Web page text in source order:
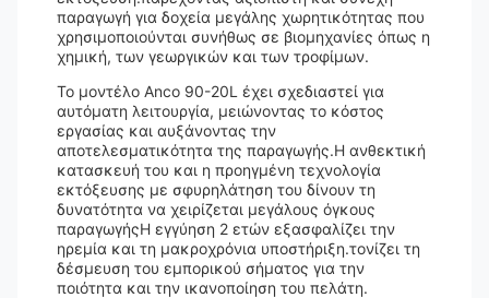
παραγωγή για δοχεία μεγάλης χωρητικότητας που
χρησιμοποιούνται συνήθως σε βιομηχανίες όπως η
χημική, των γεωργικών και των τροφίμων.
Το μοντέλο Anco 90-20L έχει σχεδιαστεί για
αυτόματη λειτουργία, μειώνοντας το κόστος
εργασίας και αυξάνοντας την
αποτελεσματικότητα της παραγωγής.Η ανθεκτική
κατασκευή του και η προηγμένη τεχνολογία
εκτόξευσης με σφυρηλάτηση του δίνουν τη
δυνατότητα να χειρίζεται μεγάλους όγκους
παραγωγήςΗ εγγύηση 2 ετών εξασφαλίζει την
ηρεμία και τη μακροχρόνια υποστήριξη.τονίζει τη
δέσμευση του εμπορικού σήματος για την
ποιότητα και την ικανοποίηση του πελάτη.